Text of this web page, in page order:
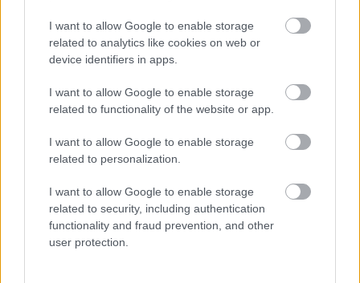
I want to allow Google to enable storage
related to analytics like cookies on web or
device identifiers in apps.
I want to allow Google to enable storage
related to functionality of the website or app.
I want to allow Google to enable storage
related to personalization.
I want to allow Google to enable storage
related to security, including authentication
functionality and fraud prevention, and other
user protection.